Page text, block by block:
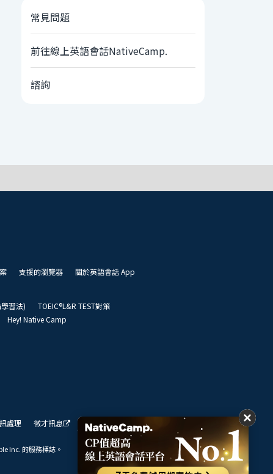
常見問題
前往線上英語會話NativeCamp.
諮詢
支援的瀏覽器 關於英語會話 App
習法)
TOEIC®L&R TEST對策
Hey! Native Camp
處理 徵才訊息 我們的展望
Inc. 的服務標誌。